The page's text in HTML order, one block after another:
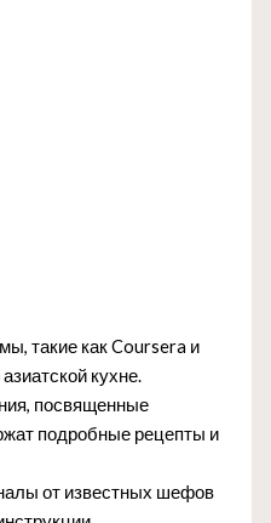
такие как Coursera и
кухне.
посвященные
подробные рецепты и
от известных шефов